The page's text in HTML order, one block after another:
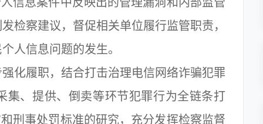
检察建议，督促相关单位履行监管职责，
人信息问题的发生。
履职，结合打击治理电信网络诈骗犯罪
集、提供、倒卖等环节犯罪行为全链条打
刑事处罚标准的研究，充分发挥检察监督